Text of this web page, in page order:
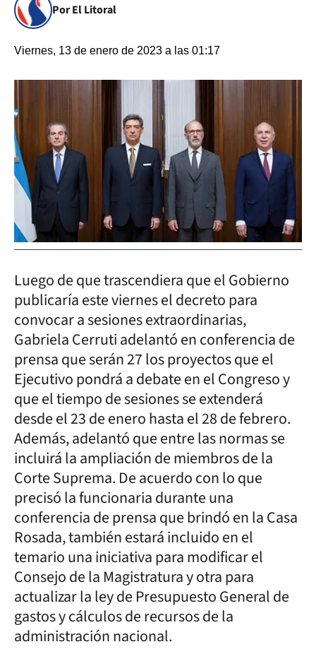
Por El Litoral
Viernes, 13 de enero de 2023 a las 01:17
Luego de que trascendiera que el Gobierno
publicaría este viernes el decreto para
convocar a sesiones extraordinarias,
Gabriela Cerruti adelantó en conferencia de
prensa que serán 27 los proyectos que el
Ejecutivo pondrá a debate en el Congreso y
que el tiempo de sesiones se extenderá
desde el 23 de enero hasta el 28 de febrero.
Además, adelantó que entre las normas se
incluirá la ampliación de miembros de la
Corte Suprema. De acuerdo con lo que
precisó la funcionaria durante una
conferencia de prensa que brindó en la Casa
Rosada, también estará incluido en el
temario una iniciativa para modificar el
Consejo de la Magistratura y otra para
actualizar la ley de Presupuesto General de
gastos y cálculos de recursos de la
administración nacional.